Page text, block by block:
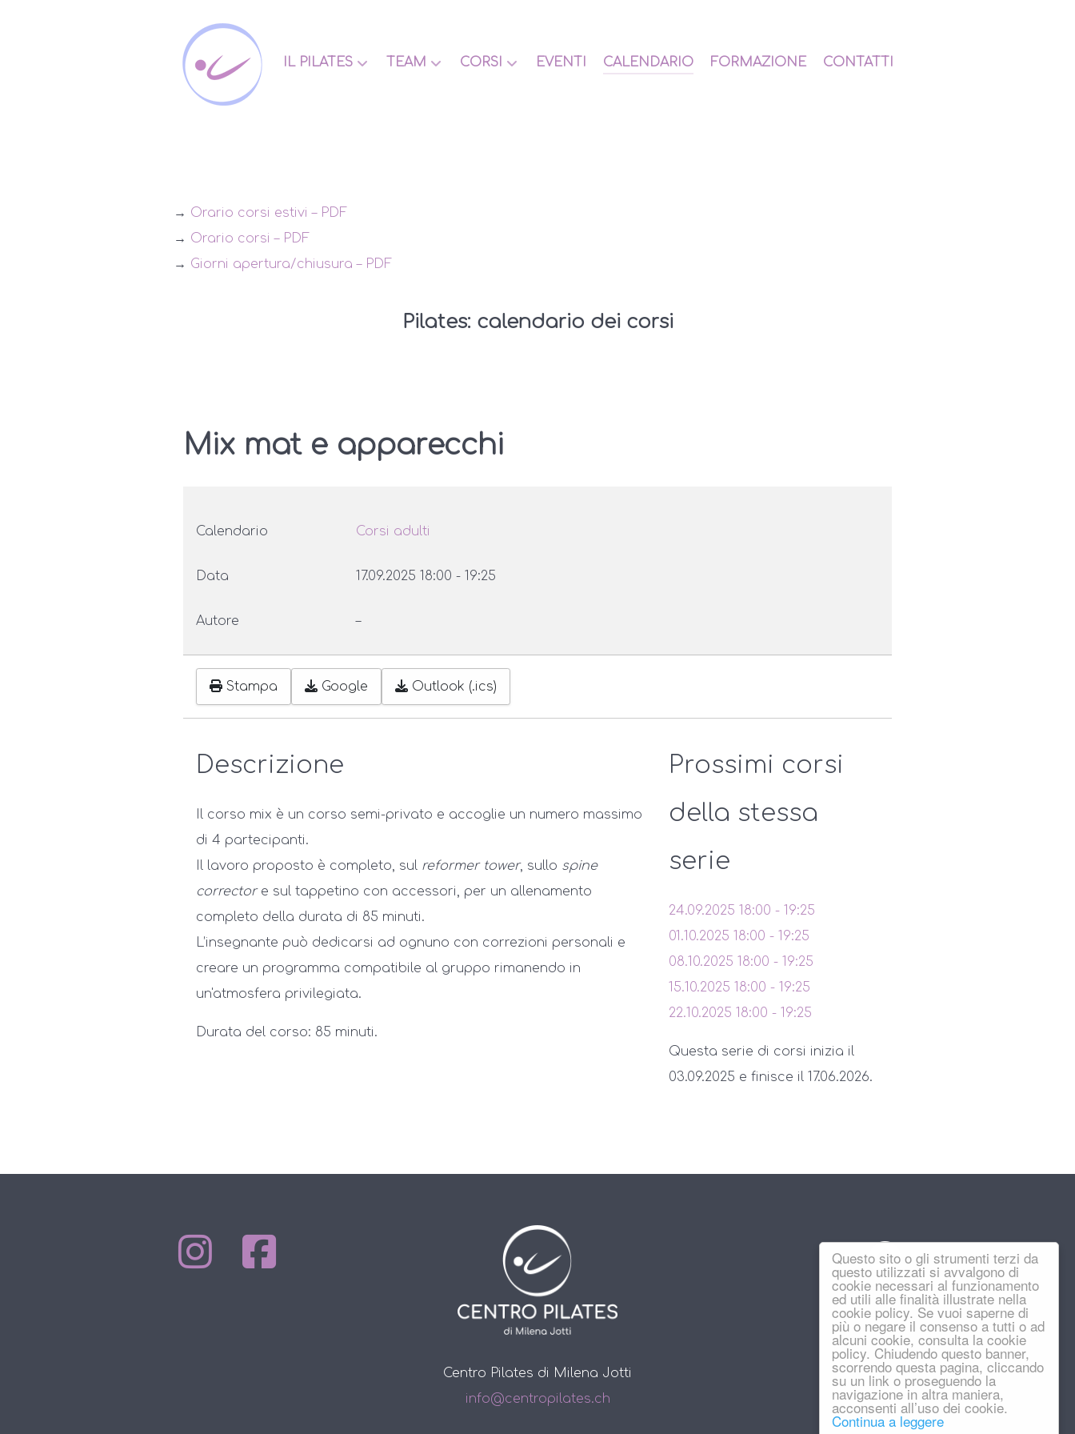
Questo sito o gli strumenti terzi da
questo utilizzati si avvalgono di
cookie necessari al funzionamento
ed utili alle finalità illustrate nella
cookie policy. Se vuoi saperne di
più o negare il consenso a tutti o ad
alcuni cookie, consulta la cookie
policy. Chiudendo questo banner,
scorrendo questa pagina, cliccando
su un link o proseguendo la
navigazione in altra maniera,
acconsenti all’uso dei cookie.
Continua a leggere
IL PILATES TEAM CORSI EVENTI CALENDARIO FORMAZIONE CONTATTI
→ Orario corsi estivi – PDF
→ Orario corsi – PDF
→ Giorni apertura/chiusura – PDF
Pilates: calendario dei corsi
Mix mat e apparecchi
Calendario Corsi adulti
Data 17.09.2025 18:00 - 19:25
Autore –
Stampa Google Outlook (.ics)
Descrizione
Il corso mix è un corso semi-privato e accoglie un numero massimo
di 4 partecipanti.
Il lavoro proposto è completo, sul reformer tower, sullo spine
correctore sul tappetino con accessori, per un allenamento
completo della durata di 85 minuti.
L’insegnante può dedicarsi ad ognuno con correzioni personali e
creare un programma compatibile al gruppo rimanendo in
un'atmosfera privilegiata.
Durata del corso: 85 minuti.
Prossimi corsi
della stessa
serie
24.09.2025 18:00 - 19:25
01.10.2025 18:00 - 19:25
08.10.2025 18:00 - 19:25
15.10.2025 18:00 - 19:25
22.10.2025 18:00 - 19:25
Questa serie di corsi inizia il
03.09.2025 e finisce il 17.06.2026.
Centro Pilates di Milena Jotti
info@centropilates.ch